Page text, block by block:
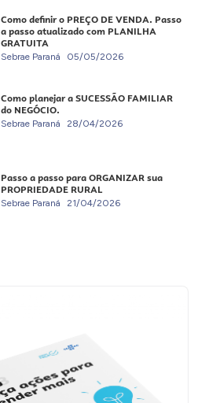
Como definir o PREÇO DE VENDA. Passo
a passo atualizado com PLANILHA
GRATUITA
Sebrae Paraná 05/05/2026
Como planejar a SUCESSÃO FAMILIAR
do NEGÓCIO.
Sebrae Paraná 28/04/2026
Passo a passo para ORGANIZAR sua
PROPRIEDADE RURAL
Sebrae Paraná 21/04/2026